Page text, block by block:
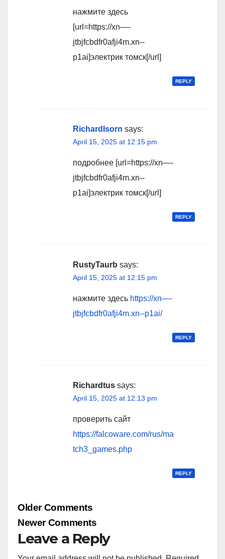
нажмите здесь
[url=https://xn—-
jtbjfcbdfr0afji4m.xn--
p1ai]электрик томск[/url]
REPLY
RichardIsorn says:
April 15, 2025 at 12:15 pm
подробнее [url=https://xn—-
jtbjfcbdfr0afji4m.xn--
p1ai]электрик томск[/url]
REPLY
RustyTaurb says:
April 15, 2025 at 12:15 pm
нажмите здесь https://xn—-
jtbjfcbdfr0afji4m.xn--p1ai/
REPLY
Richardtus says:
April 15, 2025 at 12:13 pm
проверить сайт
https://falcoware.com/rus/ma
tch3_games.php
REPLY
Comment
Older Comments
Newer Comments
Leave a Reply